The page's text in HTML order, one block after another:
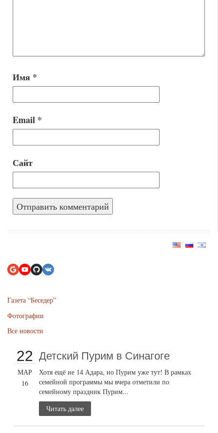
Имя *
Email *
Сайт
Газета “Беседер”
Фотографии
Все новости
22
МАР
16
Детский Пурим в Синагоге
Хотя ещё не 14 Адара, но Пурим уже тут! В рамках
семейной программы мы вчера отметили по
семейному праздник Пурим...
Читать далее